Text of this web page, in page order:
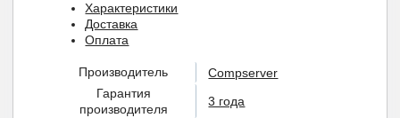
Характеристики
Доставка
Оплата
Производитель
Compserver
Гарантия
производителя
3 года